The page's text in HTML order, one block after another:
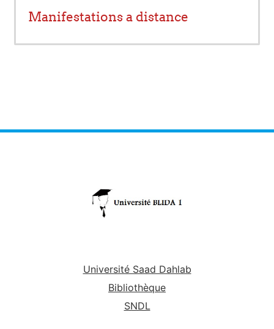
Manifestations a distance
Université Saad Dahlab
Bibliothèque
SNDL